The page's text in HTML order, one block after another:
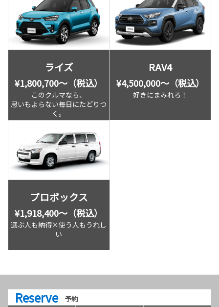
ライズ
¥1,800,700〜（税込）
このクルマなら、
思いもよらない毎日にたどりつ
く。
RAV4
¥4,500,000〜（税込）
好きにまみれろ！
プロボックス
¥1,918,400〜（税込）
選ぶ人も納得×使う人もうれし
い
Reserve 予約